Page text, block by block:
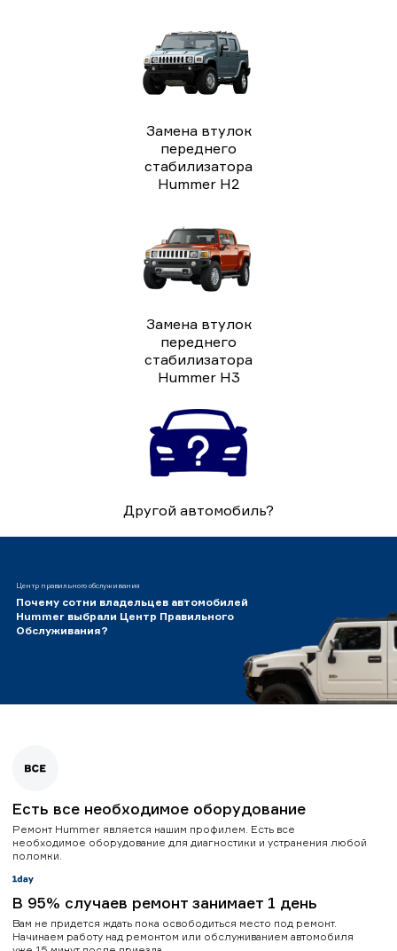
Замена втулок
переднего
стабилизатора
Hummer H2
Замена втулок
переднего
стабилизатора
Hummer H3
Другой автомобиль?
Центр правильного обслуживания
Почему сотни владельцев автомобилей
Hummer выбрали Центр Правильного
Обслуживания?
Есть все необходимое оборудование
Ремонт Hummer является нашим профилем. Есть все
необходимое оборудование для диагностики и устранения любой
поломки.
В 95% случаев ремонт занимает 1 день
Вам не придется ждать пока освободиться место под ремонт.
Начинаем работу над ремонтом или обслуживанием автомобиля